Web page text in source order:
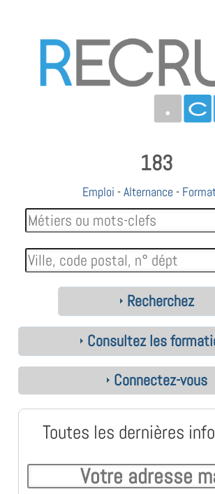
183
Emploi -Alternance -
Recherchez
Consultez les
Connectez-vous
Toutes les dernières